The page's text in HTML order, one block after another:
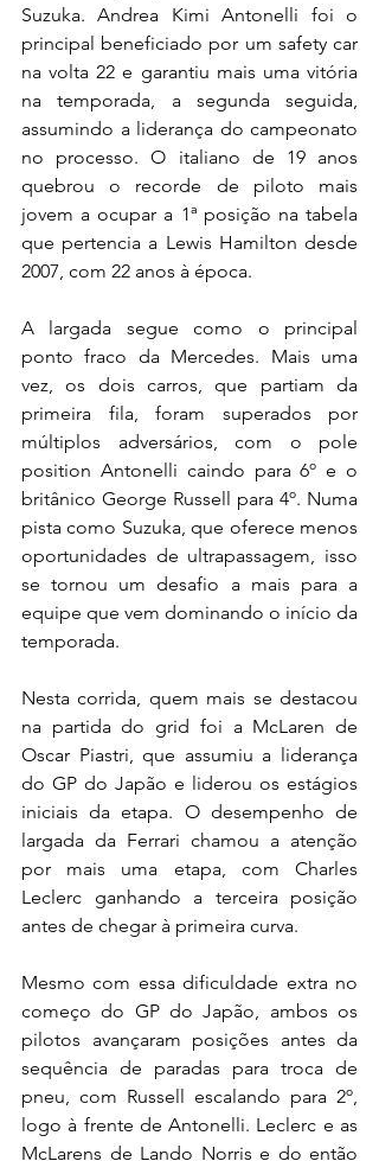
Suzuka. Andrea Kimi Antonelli foi o
principal beneficiado por um safety car
na volta 22 e garantiu mais uma vitória
na temporada, a segunda seguida,
assumindo a liderança do campeonato
no processo. O italiano de 19 anos
quebrou o recorde de piloto mais
jovem a ocupar a 1ª posição na tabela
que pertencia a Lewis Hamilton desde
2007, com 22 anos à época.
A largada segue como o principal
ponto fraco da Mercedes. Mais uma
vez, os dois carros, que partiam da
primeira fila, foram superados por
múltiplos adversários, com o pole
position Antonelli caindo para 6º e o
britânico George Russell para 4º. Numa
pista como Suzuka, que oferece menos
oportunidades de ultrapassagem, isso
se tornou um desafio a mais para a
equipe que vem dominando o início da
temporada.
Nesta corrida, quem mais se destacou
na partida do grid foi a McLaren de
Oscar Piastri, que assumiu a liderança
do GP do Japão e liderou os estágios
iniciais da etapa. O desempenho de
largada da Ferrari chamou a atenção
por mais uma etapa, com Charles
Leclerc ganhando a terceira posição
antes de chegar à primeira curva.
Mesmo com essa dificuldade extra no
começo do GP do Japão, ambos os
pilotos avançaram posições antes da
sequência de paradas para troca de
pneu, com Russell escalando para 2º,
logo à frente de Antonelli. Leclerc e as
McLarens de Lando Norris e do então